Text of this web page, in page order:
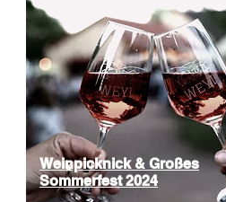
Weinpicknick & Großes
Sommerfest 2024